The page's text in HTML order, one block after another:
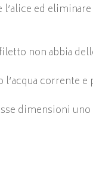
ed
non abbia
corrente e
dimensioni